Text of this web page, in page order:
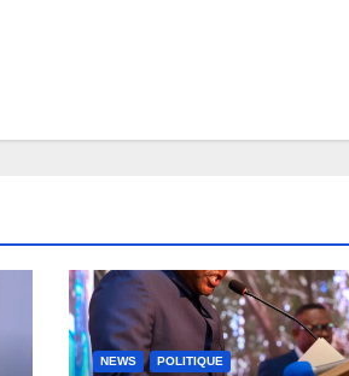
NEWS POLITIQUE